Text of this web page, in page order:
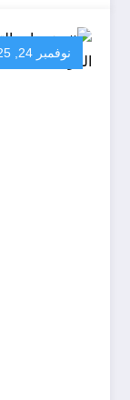
نوفمبر 24, 2025